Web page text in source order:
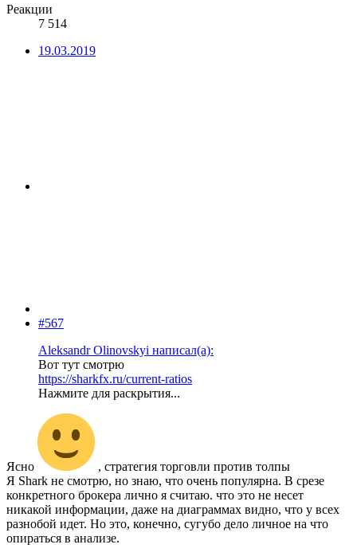
Реакции
7 514
19.03.2019
#567
Aleksandr Olinovskyi написал(а):
Вот тут смотрю
https://sharkfx.ru/current-ratios
Нажмите для раскрытия...
Ясно
, стратегия торговли против толпы
Я Shark не смотрю, но знаю, что очень популярна. В срезе
конкретного брокера лично я считаю. что это не несет
никакой информации, даже на диаграммах видно, что у всех
разнобой идет. Но это, конечно, сугубо дело личное на что
опираться в анализе.